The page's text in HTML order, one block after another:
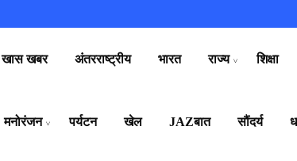
खास खबर अंतरराष्ट्रीय भारत राज्य शिक्षा
मनोरंजन पर्यटन खेल JAZबात सौंदर्य